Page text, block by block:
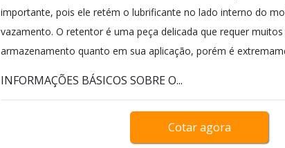
importante, pois ele retém o lubrificante no lado interno do
vazamento. O retentor é uma peça delicada que requer
armazenamento quanto em sua aplicação, porém é
INFORMAÇÕES BÁSICOS SOBRE O...
Cotar agora